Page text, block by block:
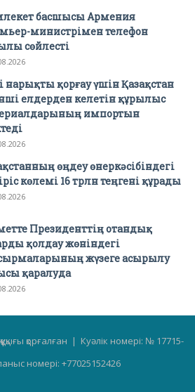
басшысы Армения
министрімен телефон
сөйлесті
нарықты қорғау үшін Қазақстан
елдерден келетін құрылыс
импортын
өңдеу өнеркәсібіндегі
көлемі 16 трлн теңгені құрады
Президенттің отандық
қолдау жөніндегі
жүзеге асырылу
қаралуда
қорғалған | Куәлік номері: № 17715-
номері: +77025152426